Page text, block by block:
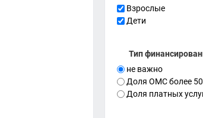
Взрослые
Дети
Тип
не важно
Доля ОМС более
Доля платных